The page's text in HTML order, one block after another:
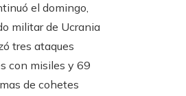
el domingo,
militar de Ucrania
tres ataques
con misiles y 69
de cohetes